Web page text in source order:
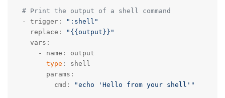
# Print the output of a shell command
  - trigger:
":shell"
    replace:
"{{output}}"
    vars:
      - name: output
type : shell
        params:
          cmd:
"echo 'Hello from your shell'"